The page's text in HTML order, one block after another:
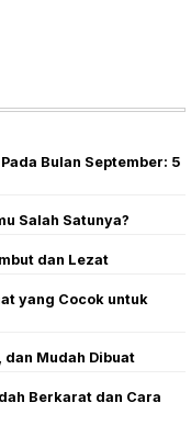
Bulan September: 5
Salah Satunya?
dan Lezat
yang Cocok untuk
dan Mudah Dibuat
Berkarat dan Cara